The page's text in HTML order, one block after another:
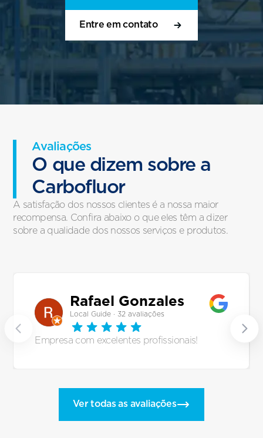
Entre em contato
Avaliações
O que dizem sobre a
Carbofluor
A satisfação dos nossos clientes é a nossa maior
recompensa. Confira abaixo o que eles têm a dizer
sobre a qualidade dos nossos serviços e produtos.
Rafael Gonzales
Local Guide · 32 avaliações
Empresa com excelentes profissionais!
Ver todas as avaliações